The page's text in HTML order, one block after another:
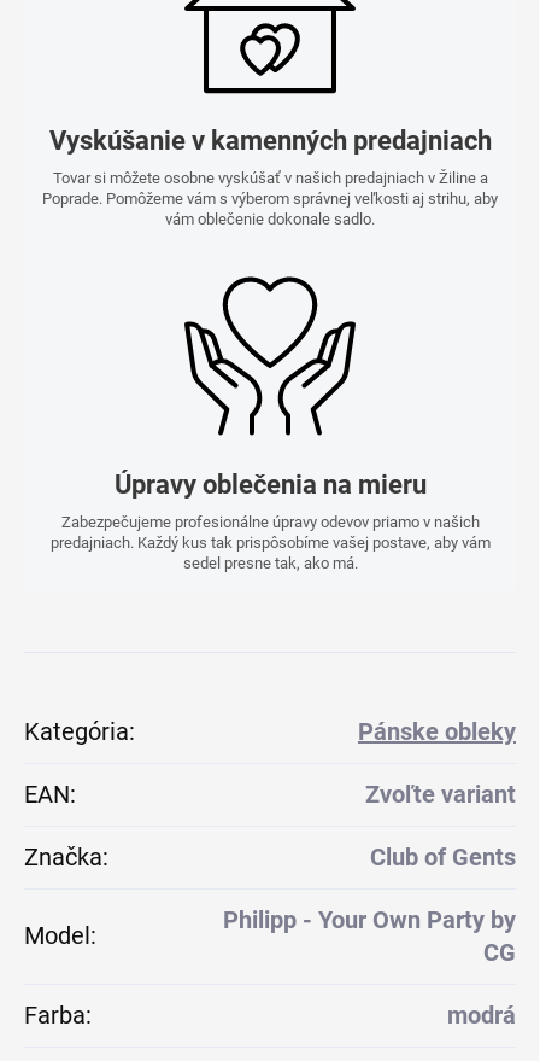
Vyskúšanie v kamenných predajniach
Tovar si môžete osobne vyskúšať v našich predajniach v Žiline a
Poprade. Pomôžeme vám s výberom správnej veľkosti aj strihu, aby
vám oblečenie dokonale sadlo.
Úpravy oblečenia na mieru
Zabezpečujeme profesionálne úpravy odevov priamo v našich
predajniach. Každý kus tak prispôsobíme vašej postave, aby vám
sedel presne tak, ako má.
Kategória: Pánske obleky
EAN: Zvoľte variant
Značka: Club of Gents
Model:
Philipp - Your Own Party by
CG
Farba: modrá